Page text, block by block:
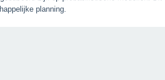
planning.